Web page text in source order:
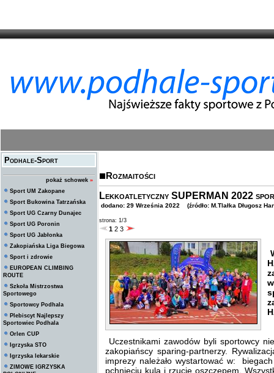
Podhale-Sport
pokaż schowek »
Sport UM Zakopane
Sport Bukowina Tatrzańska
Sport UG Czarny Dunajec
Sport UG Poronin
Sport UG Jabłonka
Zakopiańska Liga Biegowa
Sport i zdrowie
EUROPEAN CLIMBING
ROUTE
Szkoła Mistrzostwa
Sportowego
Sportowcy Podhala
Plebiscyt Najlepszy
Sportowiec Podhala
Orlen CUP
Igrzyska STO
Igrzyska lekarskie
ZIMOWE IGRZYSKA
Rozmaitości
Lekkoatletyczny SUPERMAN 2022
dodano: 29 Września 2022 (źródło: M.Tlałka Długosz
strona: 1/3
1 2 3
Uczestnikami zawodów byli sportowcy
zakopiańscy sparing-partnerzy.
imprezy należało wystartować w:
pchnięciu kulą i rzucie oszczepem.